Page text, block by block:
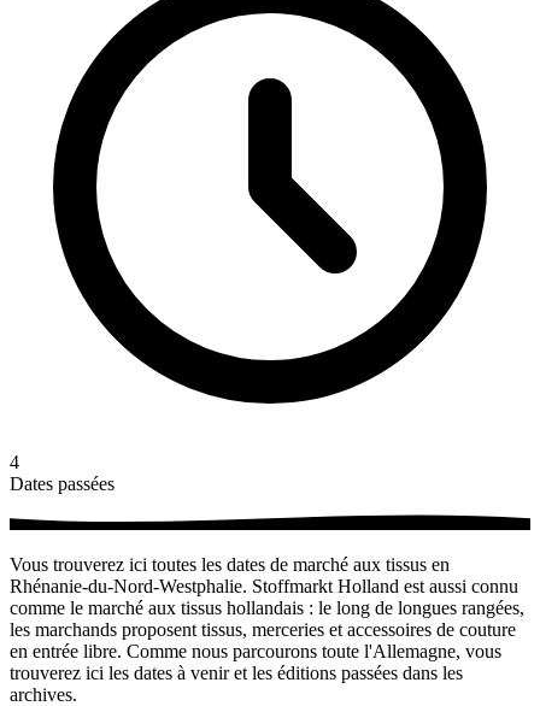
4
Dates passées
Vous trouverez ici toutes les dates de marché aux tissus en
Rhénanie-du-Nord-Westphalie. Stoffmarkt Holland est aussi connu
comme le marché aux tissus hollandais : le long de longues rangées,
les marchands proposent tissus, merceries et accessoires de couture
en entrée libre. Comme nous parcourons toute l'Allemagne, vous
trouverez ici les dates à venir et les éditions passées dans les
archives.